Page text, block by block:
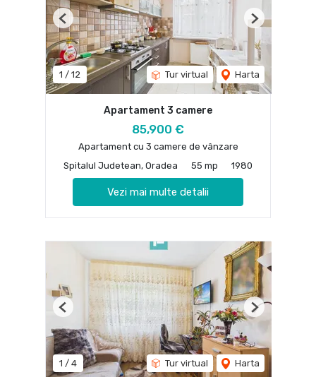
1 / 12 Tur virtual Harta
Previous Next
Apartament 3 camere
85,900 €
Apartament cu 3 camere de vânzare
Spitalul Judetean, Oradea
55 mp 1980
Vezi mai multe detalii
1 / 4 Tur virtual Harta
Previous Next